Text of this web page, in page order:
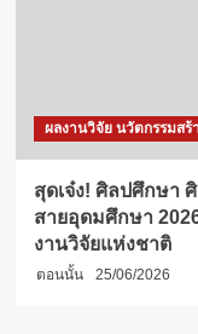
ผลงานวิจัย นวัตกรรมสร้
สุดเจ๋ง! ศิลปศึกษา
สายอุดมศึกษา
งานวิจัยแห่งชาติ
ตอนนั้น 25/06/2026